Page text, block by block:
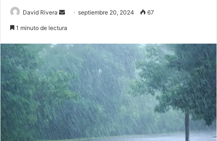
David Rivera
Sendseptiembre 20, 2024 67
1 minuto de lectura